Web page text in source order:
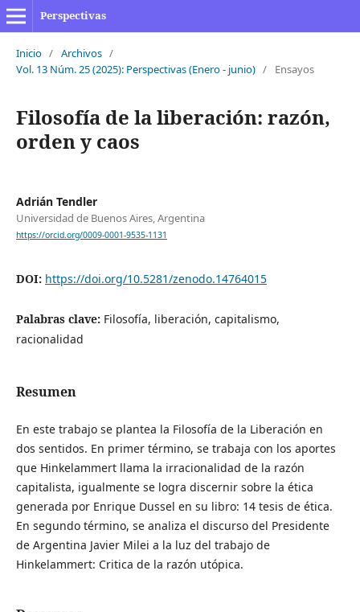
Perspectivas
Inicio / Archivos /
Vol. 13 Núm. 25 (2025): Perspectivas (Enero - junio) / Ensayos
Filosofía de la liberación: razón,
orden y caos
Adrián Tendler
Universidad de Buenos Aires, Argentina
https://orcid.org/0009-0001-9535-1131
DOI: https://doi.org/10.5281/zenodo.14764015
Palabras clave: Filosofía, liberación, capitalismo,
racionalidad
Resumen
En este trabajo se plantea la Filosofía de la Liberación en
dos sentidos. En primer término, se trabaja con los aportes
que Hinkelammert llama la irracionalidad de la razón
capitalista, igualmente se logra discernir sobre la ética
generada por Enrique Dussel en su libro: 14 tesis de ética.
En segundo término, se analiza el discurso del Presidente
de Argentina Javier Milei a la luz del trabajo de
Hinkelammert: Critica de la razón utópica.